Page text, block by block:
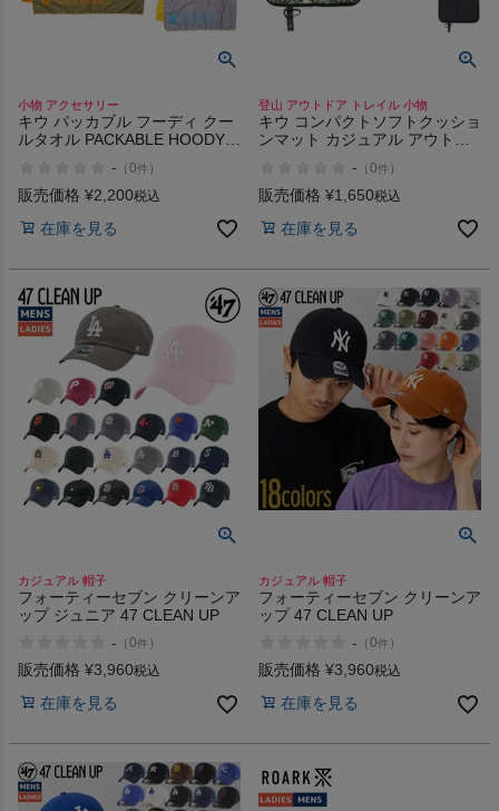
旅行
通学
もっと見る
インフィット INFIT
サックス SAXX
スポーツマリオTOP
ベースボールマリオ（野球商品）
お気に入り
小物 アクセサリー
キウ パッカブル フーディ クー
ルタオル PACKABLE HOODY
- （0件 ）
販売価格 ¥2,200税込
在庫を見る
登山 アウトドア トレイル 小物
キウ コンパクトソフトクッショ
ンマット カジュアル アウトド
ェス 公園遊び バーベキュー Kiu
1seater 622 641 644 900
- （0件 ）
販売価格 ¥1,650税込
在庫を見る
カジュアル 帽子
フォーティーセブン クリーンア
ップ ジュニア 47 CLEAN UP
- （0件 ）
販売価格 ¥3,960税込
在庫を見る
カジュアル 帽子
フォーティーセブン クリーンア
ップ 47 CLEAN UP
- （0件 ）
販売価格 ¥3,960税込
在庫を見る